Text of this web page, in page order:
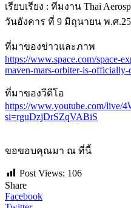
เรียบเรียง : ทีมงาน Thai
วันอังคาร ที่ 9 มิถุนายน พ.ศ
ที่มาของข่าวและภาพ
https://www.space.com/space-
maven-mars-orbiter-is-
ที่มาของวีดีโอ
https://www.youtube.com/live/
si=rguDzjDrSZqVABiS
ขอขอบคุณมา ณ ที่นี้
Post Views: 106
Share
Facebook